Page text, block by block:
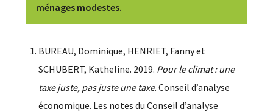
ménages modestes.
BUREAU, Dominique, HENRIET, Fanny et
SCHUBERT, Katheline. 2019. Pour le climat : une
taxe juste, pas juste une taxe. Conseil d’analyse
économique. Les notes du Conseil d’analyse